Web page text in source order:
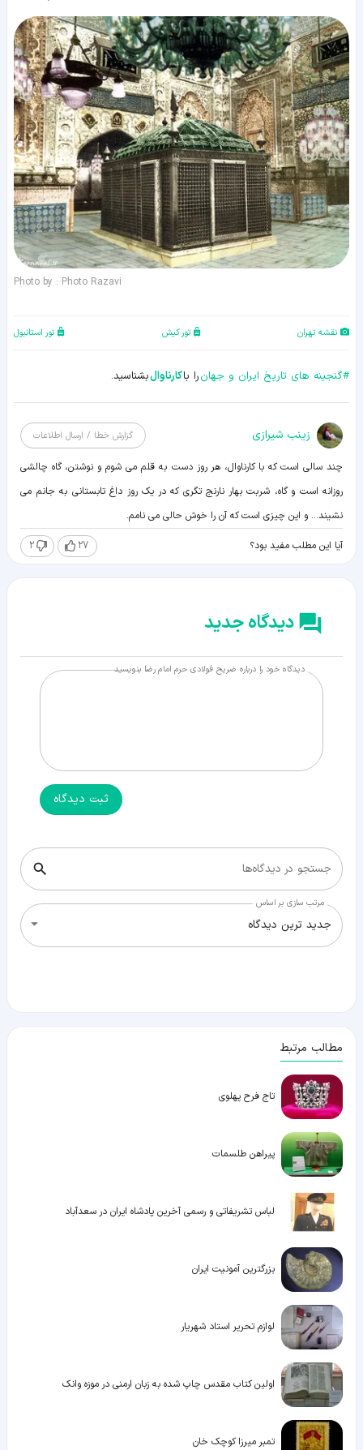
Photo by : Photo Razavi
نقشه تهران تور کیش تور استانبول
#گنجینه های تاریخ ایران و جهانرا باکارناوالبشناسید.
زينب شيرازی گزارش خطا / ارسال اطلاعات
چند سالی است که با کارناوال، هر روز دست به قلم می شوم و نوشتن، گاه چالشی
روزانه است و گاه، شربت بهار نارنج تگری که در یک روز داغ تابستانی به جانم می
نشیند... و این چیزی است که آن را خوش حالی می نامم.
آیا این مطلب مفید بود؟ 27
2
دیدگاه جدید
دیدگاه خود را درباره ضریح فولادی حرم امام رضا بنویسید
ثبت دیدگاه
جستجو در دیدگاه‌ها
مرتب سازی بر اساس
جدید ترین دیدگاه
مطالب مرتبط
تاج فرح پهلوی
پیراهن طلسمات
لباس تشریفاتی و رسمی آخرین پادشاه ایران در سعدآباد
بزرگترین آمونیت ایران
لوازم تحریر استاد شهریار
اولین کتاب مقدس چاپ شده به زبان ارمنی در موزه وانک
تمبر میرزا کوچک خان